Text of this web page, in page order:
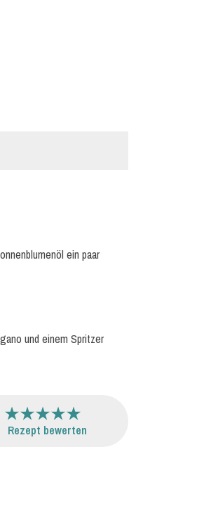
ein paar
und einem Spritzer
Rezept bewerten